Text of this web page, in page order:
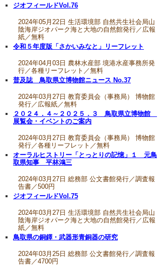
ジオフィールドVol.76
2024年05月22日 生活環境部 自然共生社会局山
陰海岸ジオパーク海と大地の自然館発行／広報
紙／無料
令和５年度版「さかいみなと」リーフレット
2024年04月03日 農林水産部 境港水産事務所発
行／各種リーフレット／無料
普及誌 鳥取県立博物館ニュース No.37
2024年03月27日 教育委員会（事務局） 博物館
発行／広報紙／無料
２０２４．４～２０２５．３ 鳥取県立博物館
展覧会・イベントのご案内
2024年03月27日 教育委員会（事務局） 博物館
発行／各種リーフレット／無料
オーラルヒストリー「とっとりの記憶」１ 元鳥
取県知事 平林鴻三
2024年03月27日 総務部 公文書館発行／調査報
告書／500円
ジオフィールドVol.75
2024年03月27日 生活環境部 自然共生社会局山
陰海岸ジオパーク海と大地の自然館発行／広報
紙／無料
鳥取県の銅鐸・武器形青銅器の研究
2024年03月25日 総務部 公文書館発行／調査報
告書／4700円